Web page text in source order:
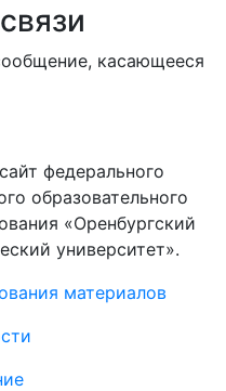
касающееся
федерального
образовательного
«Оренбургский
университет».
материалов